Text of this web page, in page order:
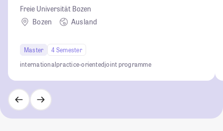
Freie Universität Bozen
Bozen
Ausland
Master
4 Semester
internationalpractice-orientedjoint programme